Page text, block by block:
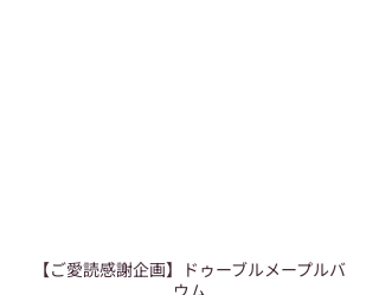
【ご愛読感謝企画】ドゥーブルメープルバ
ウム